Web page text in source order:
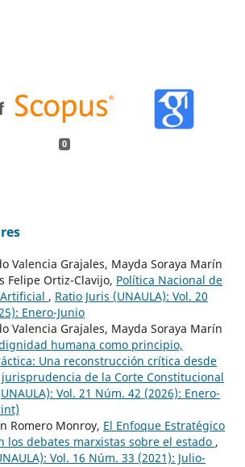
0
Valencia Grajales, Mayda Soraya Marín
Felipe Ortiz-Clavijo, Política Nacional de
, Ratio Juris (UNAULA): Vol. 20
Enero-Junio
Valencia Grajales, Mayda Soraya Marín
humana como principio,
Una reconstrucción crítica desde
de la Corte Constitucional
Vol. 21 Núm. 42 (2026): Enero-
Romero Monroy, El Enfoque Estratégico
los debates marxistas sobre el estado ,
Vol. 16 Núm. 33 (2021): Julio-